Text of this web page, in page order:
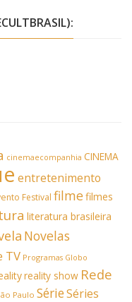
cinemaecompanhia CINEMA
entretenimento
Festival filmefilmes
literatura brasileira
Novelas
TV Programas Globo
reality show Rede
Paulo SérieSéries